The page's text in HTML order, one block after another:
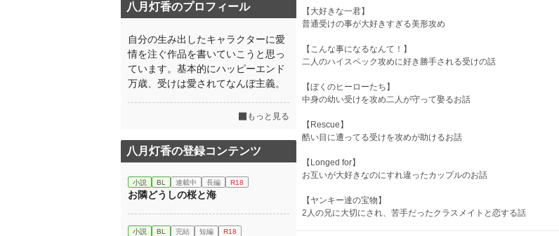
【大好きな一君】
普通受けの事が大好きすぎる美形攻め
【こんな事になるなんて！】
二人のハイスペック攻めに好き勝手される受けの話
【ぼくのヒーローたち】
中身の幼い受けを攻め二人が守って娶るお話
【Rescue】
酷い目に遭ってる受けを攻めが助けるお話
【Longed for】
お互いが大好きなのにすれ違ったカップルのお話
【ヤンキー達の宝物】
2人の兄に大切にされ、苦手だったクラスメイトと恋する話
八月灯香のプロフィール
自分の生み出したキャラクターに愛
情を注ぐ作品を書いていこうと思っ
ています。基本的にハッピーエンド
万歳、受けは愛されてなんぼ主義。
もっと見る
八月灯香の登録コンテンツ
小説 BL 連載中 長編 R18
お隣どうしの桜と海
小説 BL 完結 短編 R18